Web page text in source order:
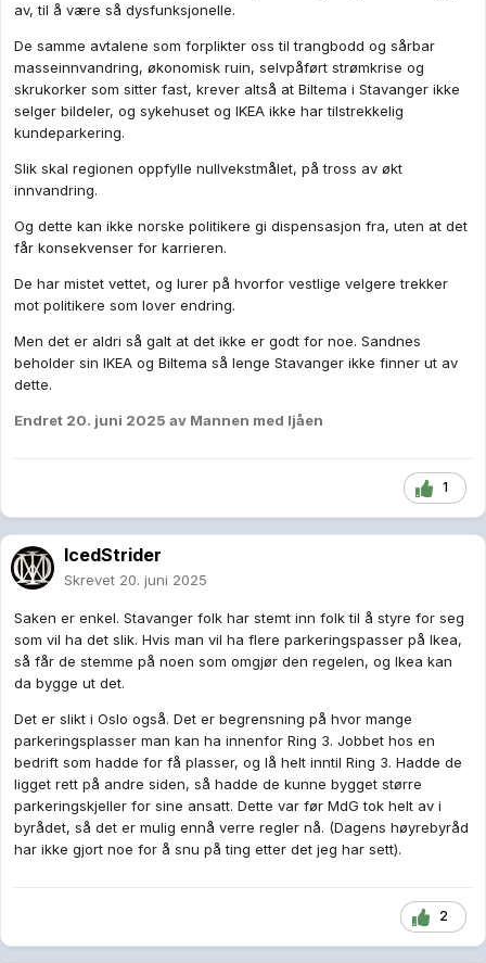
av, til å være så dysfunksjonelle.
De samme avtalene som forplikter oss til trangbodd og sårbar
masseinnvandring, økonomisk ruin, selvpåført strømkrise og
skrukorker som sitter fast, krever altså at Biltema i Stavanger ikke
selger bildeler, og sykehuset og IKEA ikke har tilstrekkelig
kundeparkering.
Slik skal regionen oppfylle nullvekstmålet, på tross av økt
innvandring.
Og dette kan ikke norske politikere gi dispensasjon fra, uten at det
får konsekvenser for karrieren.
De har mistet vettet, og lurer på hvorfor vestlige velgere trekker
mot politikere som lover endring.
Men det er aldri så galt at det ikke er godt for noe. Sandnes
beholder sin IKEA og Biltema så lenge Stavanger ikke finner ut av
dette.
Endret 20. juni 2025 av Mannen med ljåen
1
IcedStrider
Skrevet 20. juni 2025
Saken er enkel. Stavanger folk har stemt inn folk til å styre for seg
som vil ha det slik. Hvis man vil ha flere parkeringspasser på Ikea,
så får de stemme på noen som omgjør den regelen, og Ikea kan
da bygge ut det.
Det er slikt i Oslo også. Det er begrensning på hvor mange
parkeringsplasser man kan ha innenfor Ring 3. Jobbet hos en
bedrift som hadde for få plasser, og lå helt inntil Ring 3. Hadde de
ligget rett på andre siden, så hadde de kunne bygget større
parkeringskjeller for sine ansatt. Dette var før MdG tok helt av i
byrådet, så det er mulig ennå verre regler nå. (Dagens høyrebyråd
har ikke gjort noe for å snu på ting etter det jeg har sett).
2